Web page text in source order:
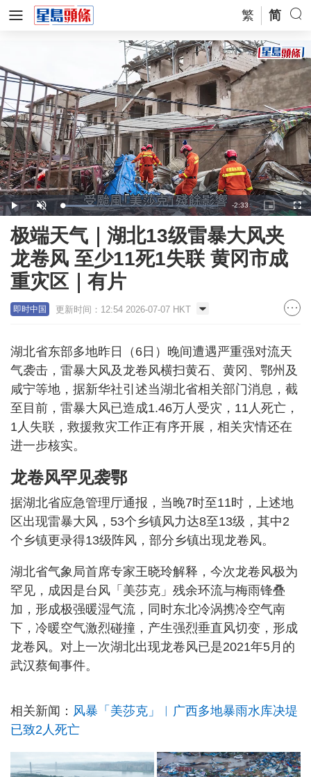
繁 简
Play Unmute Loaded:
20.30%
Remaining
Time
-2:33
Picture-
in-
极端天气｜湖北13级雷暴大风夹
龙卷风 至少11死1失联 黄冈市成
重灾区｜有片
即时中国 更新时间：12:54 2026-07-07 HKT
湖北省东部多地昨日（6日）晚间遭遇严重强对流天
气袭击，雷暴大风及龙卷风横扫黄石、黄冈、鄂州及
咸宁等地，据新华社引述当湖北省相关部门消息，截
至目前，雷暴大风已造成1.46万人受灾，11人死亡，
1人失联，救援救灾工作正有序开展，相关灾情还在
进一步核实。
龙卷风罕见袭鄂
据湖北省应急管理厅通报，当晚7时至11时，上述地
区出现雷暴大风，53个乡镇风力达8至13级，其中2
个乡镇更录得13级阵风，部分乡镇出现龙卷风。
湖北省气象局首席专家王晓玲解释，今次龙卷风极为
罕见，成因是台风「美莎克」残余环流与梅雨锋叠
加，形成极强暖湿气流，同时东北冷涡携冷空气南
下，冷暖空气激烈碰撞，产生强烈垂直风切变，形成
龙卷风。对上一次湖北出现龙卷风已是2021年5月的
武汉蔡甸事件。
相关新闻： 风暴「美莎克」︱广西多地暴雨水库决堤
已致2人死亡